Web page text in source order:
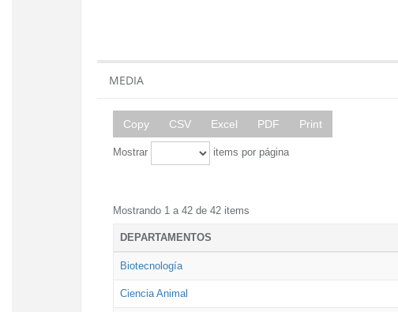
MEDIA
Copy CSV Excel PDF Print
Mostrar items por página
Mostrando 1 a 42 de 42 items
DEPARTAMENTOS
Biotecnología
Ciencia Animal